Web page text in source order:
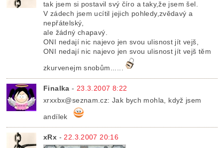
tak jsem si postavil svý číro a taky,že jsem šel.
V zádech jsem ucítil jejich pohledy,zvědavý a
nepřátelský,
ale žádný chapavý.
ONI nedají nic najevo jen svou ulisnost jít vejš,
ONI nedají nic najevo jen svou ulisnost jít vejš těm
zkurvenejm snobům......
Finalka - 23.3.2007 8:22
xrxxbx@seznam.cz: Jak bych mohla, když jsem
andílek
xRx -22.3.2007 20:16